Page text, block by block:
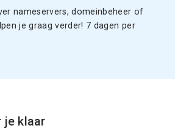
nameservers, domeinbeheer of
je graag verder! 7 dagen per
je klaar